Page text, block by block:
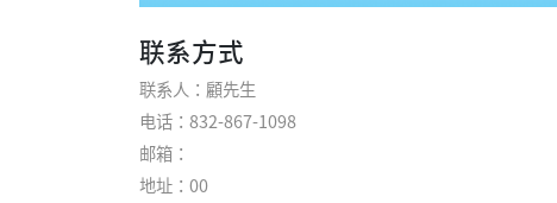
联系方式
联系人：顧先生
电话：832-867-1098
邮箱：
地址：00